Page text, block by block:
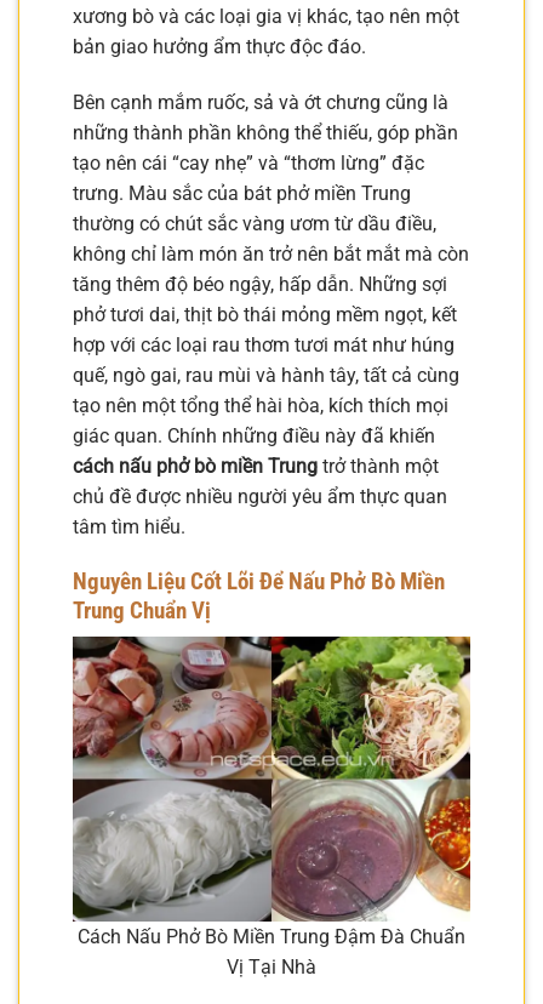
xương bò và các loại gia vị khác, tạo nên một
bản giao hưởng ẩm thực độc đáo.
Bên cạnh mắm ruốc, sả và ớt chưng cũng là
những thành phần không thể thiếu, góp phần
tạo nên cái “cay nhẹ” và “thơm lừng” đặc
trưng. Màu sắc của bát phở miền Trung
thường có chút sắc vàng ươm từ dầu điều,
không chỉ làm món ăn trở nên bắt mắt mà còn
tăng thêm độ béo ngậy, hấp dẫn. Những sợi
phở tươi dai, thịt bò thái mỏng mềm ngọt, kết
hợp với các loại rau thơm tươi mát như húng
quế, ngò gai, rau mùi và hành tây, tất cả cùng
tạo nên một tổng thể hài hòa, kích thích mọi
giác quan. Chính những điều này đã khiến
cách nấu phở bò miền Trung trở thành một
chủ đề được nhiều người yêu ẩm thực quan
tâm tìm hiểu.
Nguyên Liệu Cốt Lõi Để Nấu Phở Bò Miền
Trung Chuẩn Vị
Cách Nấu Phở Bò Miền Trung Đậm Đà Chuẩn
Vị Tại Nhà